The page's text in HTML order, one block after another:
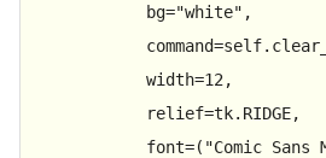
            bg=
"white" ,
            width=
12 ,
            relief=tk.RIDGE,
            font=(
"Comic Sans